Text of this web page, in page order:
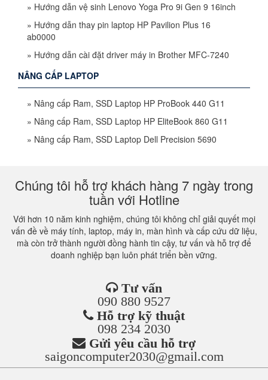
» Hướng dẫn vệ sinh Lenovo Yoga Pro 9i Gen 9 16inch
» Hướng dẫn thay pin laptop HP Pavilion Plus 16
ab0000
» Hướng dẫn cài đặt driver máy in Brother MFC-7240
NÂNG CẤP LAPTOP
» Nâng cấp Ram, SSD Laptop HP ProBook 440 G11
» Nâng cấp Ram, SSD Laptop HP EliteBook 860 G11
» Nâng cấp Ram, SSD Laptop Dell Precision 5690
Chúng tôi hỗ trợ khách hàng 7 ngày trong
tuần với Hotline
Với hơn 10 năm kinh nghiệm, chúng tôi không chỉ giải quyết mọi
vấn đề về máy tính, laptop, máy in, màn hình và cấp cứu dữ liệu,
mà còn trở thành người đồng hành tin cậy, tư vấn và hỗ trợ để
doanh nghiệp bạn luôn phát triển bền vững.
Tư vấn
090 880 9527
Hỗ trợ kỹ thuật
098 234 2030
Gửi yêu cầu hỗ trợ
saigoncomputer2030@gmail.com